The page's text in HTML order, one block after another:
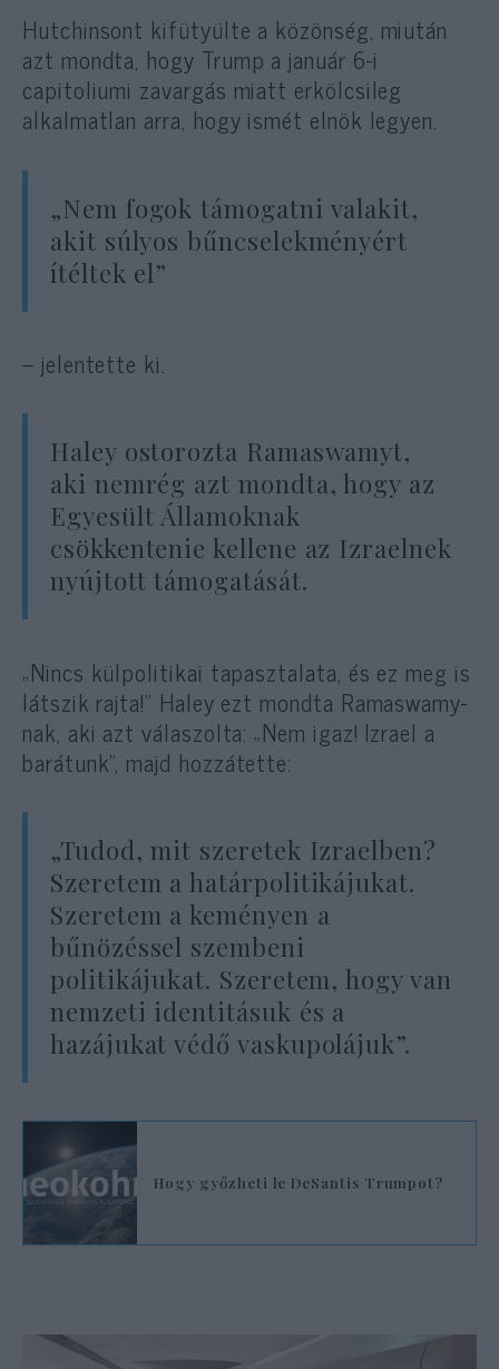
Hutchinsont kifütyülte a közönség, miután
azt mondta, hogy Trump a január 6-i
capitoliumi zavargás miatt erkölcsileg
alkalmatlan arra, hogy ismét elnök legyen.
„Nem fogok támogatni valakit,
akit súlyos bűncselekményért
ítéltek el”
– jelentette ki.
Haley ostorozta Ramaswamyt,
aki nemrég azt mondta, hogy az
Egyesült Államoknak
csökkentenie kellene az Izraelnek
nyújtott támogatását.
„Nincs külpolitikai tapasztalata, és ez meg is
látszik rajta!” Haley ezt mondta Ramaswamy-
nak, aki azt válaszolta: „Nem igaz! Izrael a
barátunk”, majd hozzátette:
„Tudod, mit szeretek Izraelben?
Szeretem a határpolitikájukat.
Szeretem a keményen a
bűnözéssel szembeni
politikájukat. Szeretem, hogy van
nemzeti identitásuk és a
hazájukat védő vaskupolájuk”.
Hogy győzheti le DeSantis Trumpot?